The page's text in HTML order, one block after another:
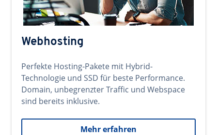
Webhosting
Perfekte Hosting-Pakete mit Hybrid-
Technologie und SSD für beste Performance.
Domain, unbegrenzter Traffic und Webspace
sind bereits inklusive.
Mehr erfahren